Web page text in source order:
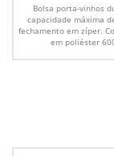
Bolsa porta-vinhos
capacidade máxima
fechamento em zíper.
em poliéster